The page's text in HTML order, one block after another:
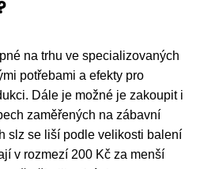
na trhu ve specializovaných
potřebami a efekty pro
Dále je možné je zakoupit i
zaměřených na zábavní
slz se liší podle velikosti balení
v rozmezí 200 Kč za menší